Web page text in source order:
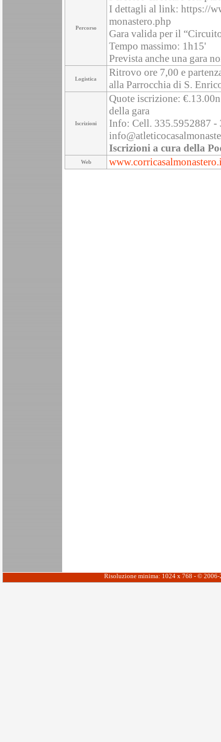
Percorso
I dettagli al link: https://
monastero.php
Gara valida per il
Tempo massimo: 1h15'
Prevista anche una gara
Logistica
Ritrovo ore 7,00 e
alla Parrocchia di S.
Iscrizioni
Quote iscrizione:
della gara
Info: Cell. 335.5952887
Iscrizioni a cura della
Web
Risoluzione minima: 1024 x 768 - ©